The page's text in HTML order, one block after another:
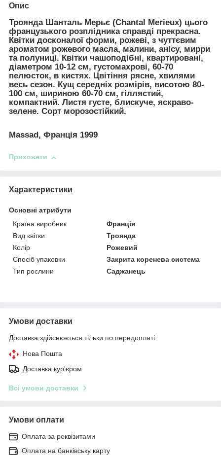
Опис
Троянда Шанталь Мерьє (Chantal Merieux) цього
французького розплідника справді прекрасна.
Квітки досконалої форми, рожеві, з чуттєвим
ароматом рожевого масла, малини, анісу, мирри
та полуниці. Квітки чашоподібні, квартировані,
діаметром 10-12 см, густомахрові, 60-70
пелюсток, в кистях. Цвітіння рясне, хвилями
весь сезон. Кущ середніх розмірів, висотою 80-
100 см, шириною 60-70 см, гіллястий,
компактний. Листя густе, блискуче, яскраво-
зелене. Сорт морозостійкий.
Massad, Франція 1999
Приховати
Характеристики
Основні атрибути
Країна виробник
Франція
Вид квітки
Троянда
Колір
Рожевий
Спосіб упаковки
Закрита коренева система
Тип рослини
Саджанець
Умови доставки
Доставка здійснюється тільки по передоплаті.
Нова Пошта
Доставка кур'єром
Всі умови доставки
Умови оплати
Оплата за реквізитами
Оплата на банківську карту